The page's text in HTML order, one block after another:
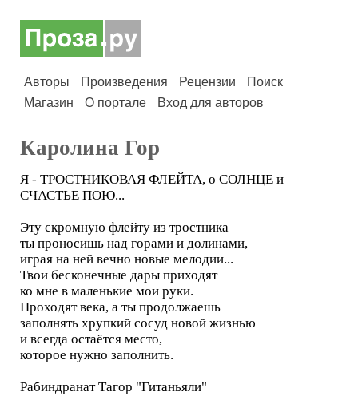
Авторы Произведения Рецензии
Поиск
Магазин
О портале Вход для авторов
Каролина Гор
Я - ТРОСТНИКОВАЯ ФЛЕЙТА, о СОЛНЦЕ и
СЧАСТЬЕ ПОЮ...
Эту скромную флейту из тростника
ты проносишь над горами и долинами,
играя на ней вечно новые мелодии...
Твои бесконечные дары приходят
ко мне в маленькие мои руки.
Проходят века, а ты продолжаешь
заполнять хрупкий сосуд новой жизнью
и всегда остаётся место,
которое нужно заполнить.
Рабиндранат Тагор "Гитаньяли"